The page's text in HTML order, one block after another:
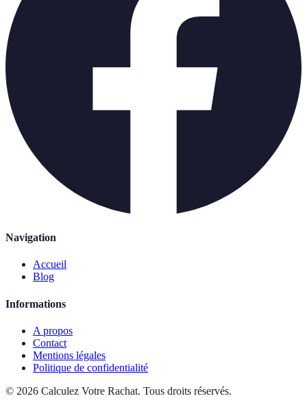
Navigation
Accueil
Blog
Informations
A propos
Contact
Mentions légales
Politique de confidentialité
© 2026 Calculez Votre Rachat. Tous droits réservés.